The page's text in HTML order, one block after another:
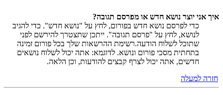
איך אני יוצר נושא חדש או מפרסם תגובה?
כדי לפרסם נושא חדש בפורום, לחץ על "נושא חדש". כדי להגיב
לנושא, לחץ על "פרסם תגובה". ייתכן שתצטרך להירשם לפני
שתוכל לשלוח הודעה.רשימת ההרשאות שלך בכל פורום זמינה
בתחתית מסכי פורום ונושא. לדוגמא: אתה יכול לשלוח נושאים
חדשים, אתה יכול לצרף קבצים להודעות, וכן הלאה.
חזרה למעלה